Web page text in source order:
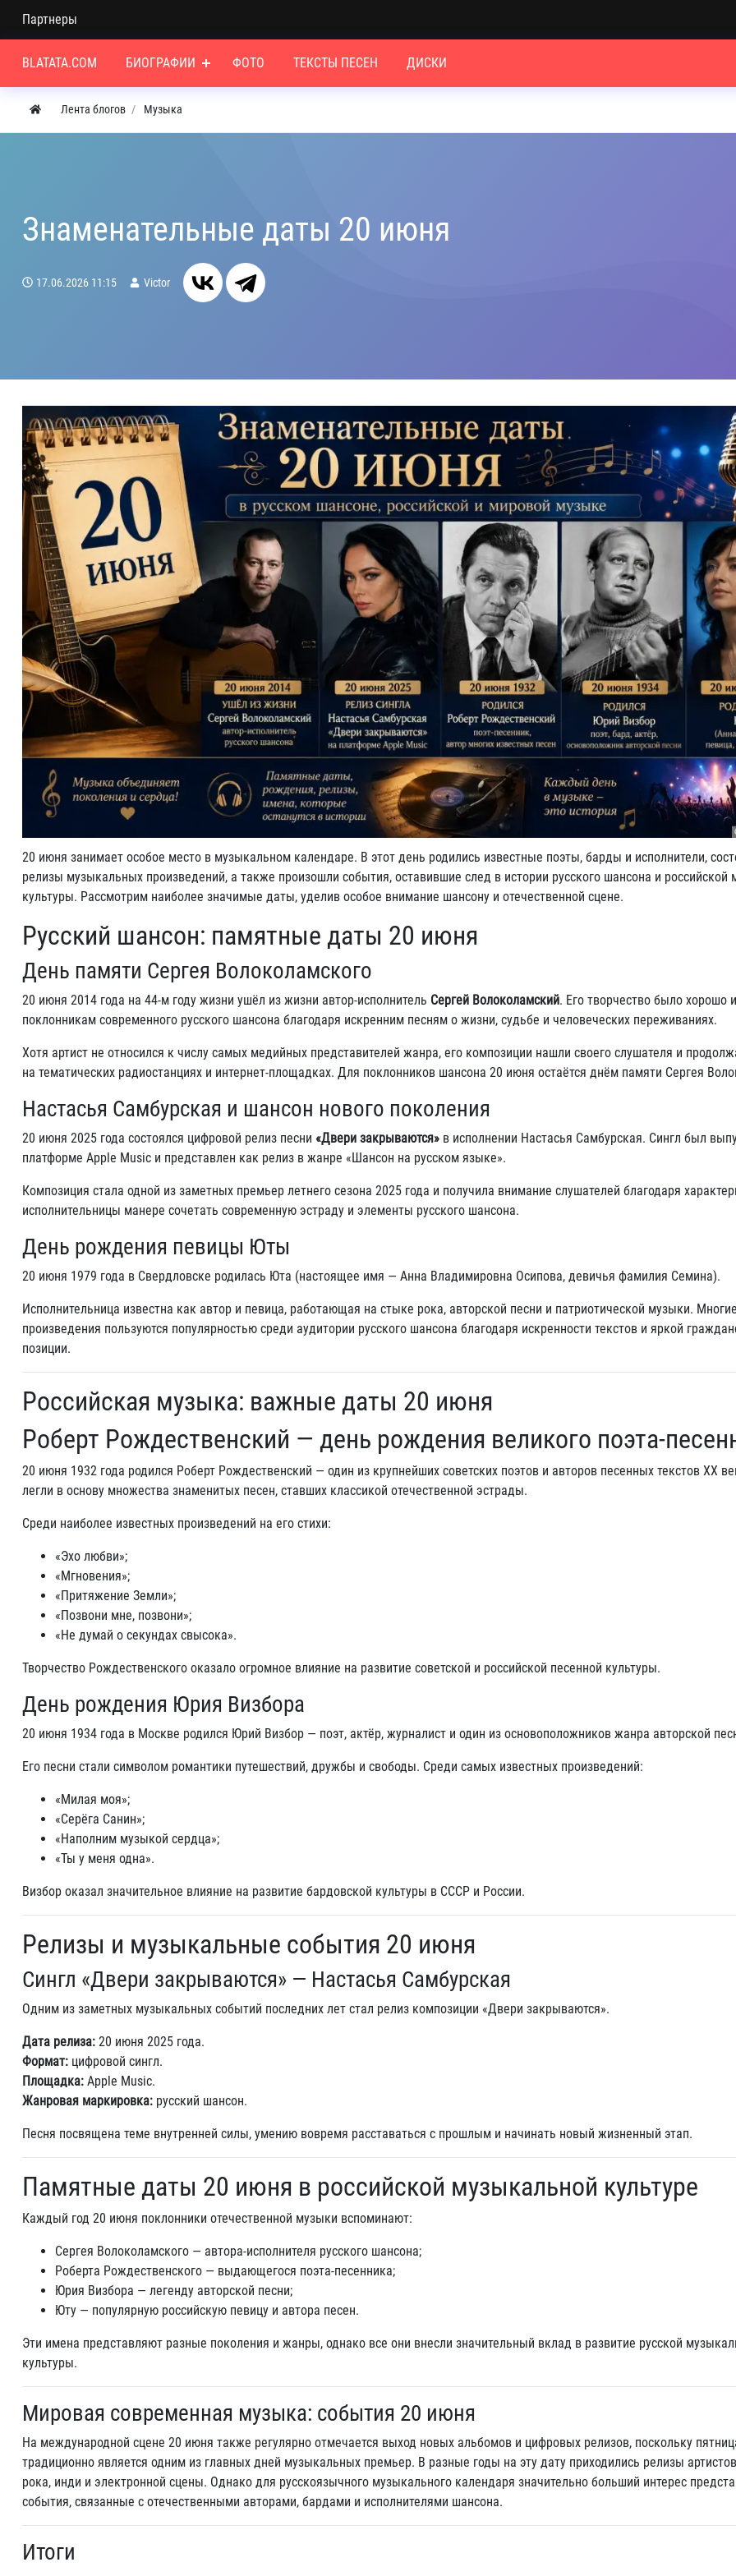
Партнеры
BLATATA.COM БИОГРАФИИ ФОТО ТЕКСТЫ ПЕСЕН ДИСКИ
Лента блогов Музыка
Знаменательные даты 20 июня
17.06.2026 11:15 Victor
20 июня занимает особое место в музыкальном календаре. В этот день родились известные поэты, барды и исполнители,
релизы музыкальных произведений, а также произошли события, оставившие след в истории русского шансона и российской
культуры. Рассмотрим наиболее значимые даты, уделив особое внимание шансону и отечественной сцене.
Русский шансон: памятные даты 20 июня
День памяти Сергея Волоколамского
20 июня 2014 года на 44-м году жизни ушёл из жизни автор-исполнитель Сергей Волоколамский. Его творчество было хорошо
поклонникам современного русского шансона благодаря искренним песням о жизни, судьбе и человеческих переживаниях.
Хотя артист не относился к числу самых медийных представителей жанра, его композиции нашли своего слушателя и
на тематических радиостанциях и интернет-площадках. Для поклонников шансона 20 июня остаётся днём памяти Сергея
Настасья Самбурская и шансон нового поколения
20 июня 2025 года состоялся цифровой релиз песни «Двери закрываются» в исполнении Настасья Самбурская. Сингл был
платформе Apple Music и представлен как релиз в жанре «Шансон на русском языке».
Композиция стала одной из заметных премьер летнего сезона 2025 года и получила внимание слушателей благодаря
исполнительницы манере сочетать современную эстраду и элементы русского шансона.
День рождения певицы Юты
20 июня 1979 года в Свердловске родилась Юта (настоящее имя — Анна Владимировна Осипова, девичья фамилия Семина).
Исполнительница известна как автор и певица, работающая на стыке рока, авторской песни и патриотической музыки.
произведения пользуются популярностью среди аудитории русского шансона благодаря искренности текстов и яркой
позиции.
Российская музыка: важные даты 20 июня
Роберт Рождественский — день рождения великого поэта-
20 июня 1932 года родился Роберт Рождественский — один из крупнейших советских поэтов и авторов песенных текстов XX
легли в основу множества знаменитых песен, ставших классикой отечественной эстрады.
Среди наиболее известных произведений на его стихи:
«Эхо любви»;
«Мгновения»;
«Притяжение Земли»;
«Позвони мне, позвони»;
«Не думай о секундах свысока».
Творчество Рождественского оказало огромное влияние на развитие советской и российской песенной культуры.
День рождения Юрия Визбора
20 июня 1934 года в Москве родился Юрий Визбор — поэт, актёр, журналист и один из основоположников жанра авторской
Его песни стали символом романтики путешествий, дружбы и свободы. Среди самых известных произведений:
«Милая моя»;
«Серёга Санин»;
«Наполним музыкой сердца»;
«Ты у меня одна».
Визбор оказал значительное влияние на развитие бардовской культуры в СССР и России.
Релизы и музыкальные события 20 июня
Сингл «Двери закрываются» — Настасья Самбурская
Одним из заметных музыкальных событий последних лет стал релиз композиции «Двери закрываются».
Дата релиза: 20 июня 2025 года.
Формат: цифровой сингл.
Площадка: Apple Music.
Жанровая маркировка: русский шансон.
Песня посвящена теме внутренней силы, умению вовремя расставаться с прошлым и начинать новый жизненный этап.
Памятные даты 20 июня в российской музыкальной культуре
Каждый год 20 июня поклонники отечественной музыки вспоминают:
Сергея Волоколамского — автора-исполнителя русского шансона;
Роберта Рождественского — выдающегося поэта-песенника;
Юрия Визбора — легенду авторской песни;
Юту — популярную российскую певицу и автора песен.
Эти имена представляют разные поколения и жанры, однако все они внесли значительный вклад в развитие русской
культуры.
Мировая современная музыка: события 20 июня
На международной сцене 20 июня также регулярно отмечается выход новых альбомов и цифровых релизов, поскольку
традиционно является одним из главных дней музыкальных премьер. В разные годы на эту дату приходились релизы
рока, инди и электронной сцены. Однако для русскоязычного музыкального календаря значительно больший интерес
события, связанные с отечественными авторами, бардами и исполнителями шансона.
Итоги